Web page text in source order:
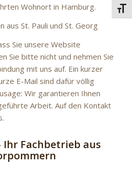
Wohnort in Hamburg.
aus St. Pauli und St. Georg
Sie unsere Website
Sie bitte nicht und nehmen Sie
mit uns auf. Ein kurzer
E-Mail sind dafür völlig
Wir garantieren Ihnen
Arbeit. Auf den Kontakt
Ihr Fachbetrieb aus